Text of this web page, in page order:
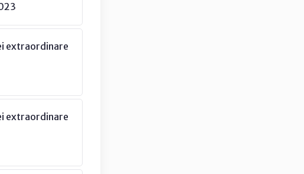
extraordinare
extraordinare